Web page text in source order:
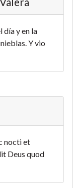
día y en la
Y vio
nocti et
Deus quod